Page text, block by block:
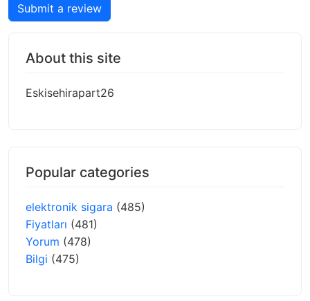
Submit a review
About this site
Eskisehirapart26
Popular categories
elektronik sigara (485)
Fiyatları (481)
Yorum (478)
Bilgi (475)